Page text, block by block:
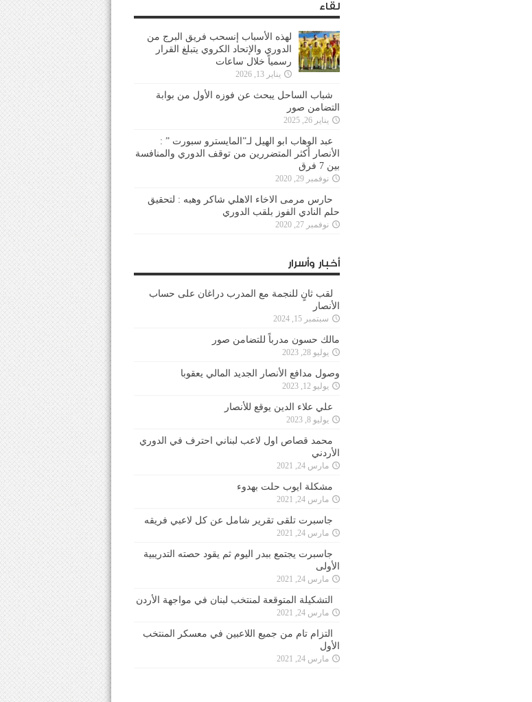
لقاء
لهذه الأسباب إنسحب فريق البرج من
الدوري والإتحاد الكروي يتبلغ القرار
رسمياً خلال ساعات
يناير 13, 2026
شباب الساحل يبحث عن فوزه الأول من بوابة
التضامن صور
يناير 26, 2025
عبد الوهاب ابو الهيل لـ”المايسترو سبورت ” :
الأنصار أكثر المتضررين من توقف الدوري والمنافسة
بين 7 فرق
نوفمبر 29, 2020
حارس مرمى الاخاء الاهلي شاكر وهبه : لتحقيق
حلم النادي الفوز بلقب الدوري
نوفمبر 27, 2020
أخبار وأسرار
لقب ثانٍ للنجمة مع المدرب دراغان على حساب
الأنصار
سبتمبر 15, 2024
مالك حسون مدرباً للتضامن صور
يوليو 28, 2023
وصول مدافع الأنصار الجديد المالي يعقوبا
يوليو 12, 2023
علي علاء الدين يوقع للأنصار
يوليو 8, 2023
محمد قصاص اول لاعب لبناني احترف في الدوري
الأردني
مارس 24, 2021
مشكلة ايوب حلت بهدوء
مارس 24, 2021
جاسبرت تلقى تقرير شامل عن كل لاعبي فريقه
مارس 24, 2021
جاسبرت يجتمع ببدر اليوم ثم يقود حصته التدريبية
الأولى
مارس 24, 2021
التشكيلة المتوقعة لمنتخب لبنان في مواجهة الأردن
مارس 24, 2021
التزام تام من جميع اللاعبين في معسكر المنتخب
الأول
مارس 24, 2021